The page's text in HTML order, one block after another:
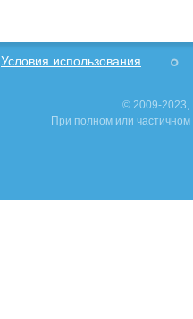
Условия использования
© 2009-2023,
При полном или частичном